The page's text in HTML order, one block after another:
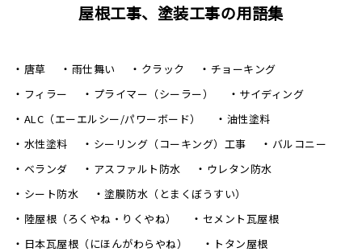
屋根工事、塗装工事の用語集
唐草 雨仕舞い クラック
チョーキング
フィラー
プライマー（シーラー）
サイディング
ALC（エーエルシー/パワーボード）
油性塗料
水性塗料
シーリング（コーキング）工事
バルコニー
ベランダ
アスファルト防水
ウレタン防水
シート防水
塗膜防水（とまくぼうすい）
陸屋根（ろくやね・りくやね）
セメント瓦屋根
日本瓦屋根（にほんがわらやね）
トタン屋根